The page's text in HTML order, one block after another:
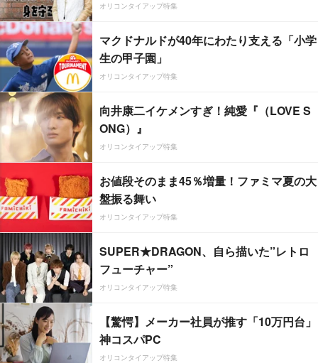
オリコンタイアップ特集
マクドナルドが40年にわたり支える「小学
生の甲子園」
オリコンタイアップ特集
向井康二イケメンすぎ！純愛『（LOVE S
ONG）』
オリコンタイアップ特集
お値段そのまま45％増量！ファミマ夏の大
盤振る舞い
オリコンタイアップ特集
SUPER★DRAGON、自ら描いた”レトロ
フューチャー”
オリコンタイアップ特集
【驚愕】メーカー社員が推す「10万円台」
神コスパPC
オリコンタイアップ特集